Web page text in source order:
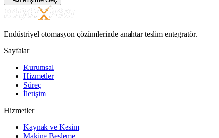
Endüstriyel otomasyon çözümlerinde anahtar teslim entegratör.
Sayfalar
Kurumsal
Hizmetler
Süreç
İletişim
Hizmetler
Kaynak ve Kesim
Makine Besleme